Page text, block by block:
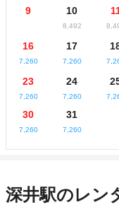
9 10
8,492
16
7,260
17
7,260
23
7,260
24
7,260
30
7,260
31
7,260
深井駅のレン